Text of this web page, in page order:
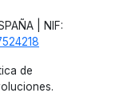
| NIF:
de